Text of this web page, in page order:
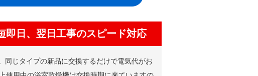
即日、翌日工事のスピード対応
同じタイプの新品に交換するだけで電気代がお